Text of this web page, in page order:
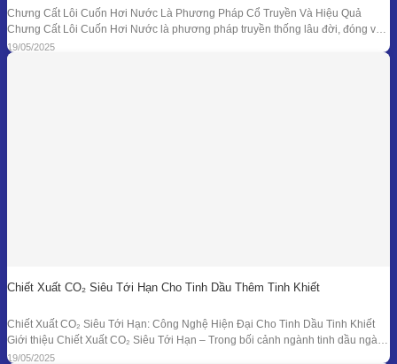
Chưng Cất Lôi Cuốn Hơi Nước Là Phương Pháp Cổ Truyền Và Hiệu Quả
Chưng Cất Lôi Cuốn Hơi Nước là phương pháp truyền thống lâu đời, đóng vai
trò nền tảng trong ngành chiết xuất tinh dầu thiên nhiên. Từ những nồi đồng thủ
công ở các làng nghề cho đến hệ thống chưng
19/05/2025
Chiết Xuất CO₂ Siêu Tới Hạn Cho Tinh Dầu Thêm Tinh Khiết
Chiết Xuất CO₂ Siêu Tới Hạn: Công Nghệ Hiện Đại Cho Tinh Dầu Tinh Khiết
Giới thiệu Chiết Xuất CO₂ Siêu Tới Hạn – Trong bối cảnh ngành tinh dầu ngày
càng đồi hỏi cao về độ tinh khiết, tính an toàn và hiệu quả sinh học, phương
19/05/2025